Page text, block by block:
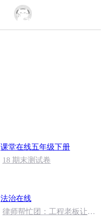
课堂在线五年级下册
18 期末测试卷
法治在线
律师帮忙团：工程老板让自